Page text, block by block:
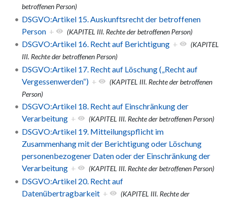
betroffenen Person)
DSGVO:Artikel 15. Auskunftsrecht der betroffenen
Person + (KAPITEL III. Rechte der betroffenen Person)
DSGVO:Artikel 16. Recht auf Berichtigung +
(KAPITEL
III. Rechte der betroffenen Person)
DSGVO:Artikel 17. Recht auf Löschung („Recht auf
Vergessenwerden“) +
(KAPITEL III. Rechte der betroffenen
Person)
DSGVO:Artikel 18. Recht auf Einschränkung der
Verarbeitung + (KAPITEL III. Rechte der betroffenen Person)
DSGVO:Artikel 19. Mitteilungspflicht im
Zusammenhang mit der Berichtigung oder Löschung
personenbezogener Daten oder der Einschränkung der
Verarbeitung + (KAPITEL III. Rechte der betroffenen Person)
DSGVO:Artikel 20. Recht auf
Datenübertragbarkeit + (KAPITEL III. Rechte der